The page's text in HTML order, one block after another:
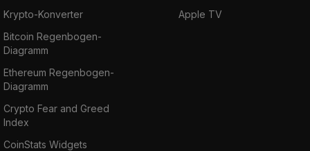
Krypto-Konverter
Bitcoin Regenbogen-
Diagramm
Ethereum Regenbogen-
Diagramm
Crypto Fear and Greed
Index
CoinStats Widgets
Apple TV